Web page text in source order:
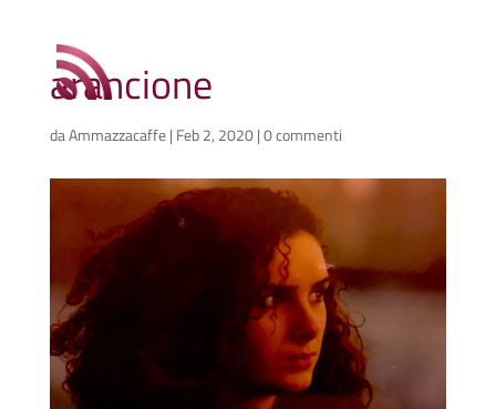
arancione
daAmmazzacaffe| Feb 2, 2020|0 commenti